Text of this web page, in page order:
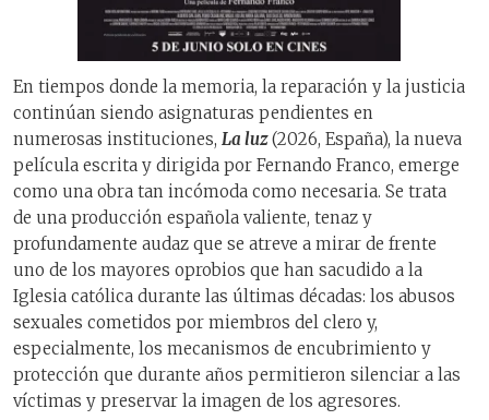
En tiempos donde la memoria, la reparación y la justicia
continúan siendo asignaturas pendientes en
numerosas instituciones, La luz(2026, España), la nueva
película escrita y dirigida por Fernando Franco, emerge
como una obra tan incómoda como necesaria. Se trata
de una producción española valiente, tenaz y
profundamente audaz que se atreve a mirar de frente
uno de los mayores oprobios que han sacudido a la
Iglesia católica durante las últimas décadas: los abusos
sexuales cometidos por miembros del clero y,
especialmente, los mecanismos de encubrimiento y
protección que durante años permitieron silenciar a las
víctimas y preservar la imagen de los agresores.